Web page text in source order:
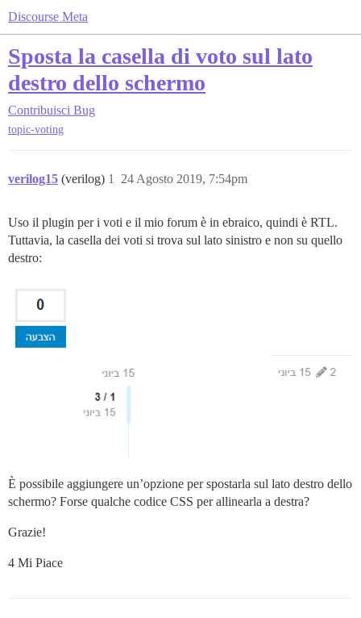
Discourse Meta
Sposta la casella di voto sul lato
destro dello schermo
Contribuisci Bug
topic-voting
verilog15 (verilog) 24 Agosto 2019, 7:54pm
1
Uso il plugin per i voti e il mio forum è in ebraico, quindi è RTL.
Tuttavia, la casella dei voti si trova sul lato sinistro e non su quello
destro:
È possibile aggiungere un’opzione per spostarla sul lato destro dello
schermo? Forse qualche codice CSS per allinearla a destra?
Grazie!
4 Mi Piace